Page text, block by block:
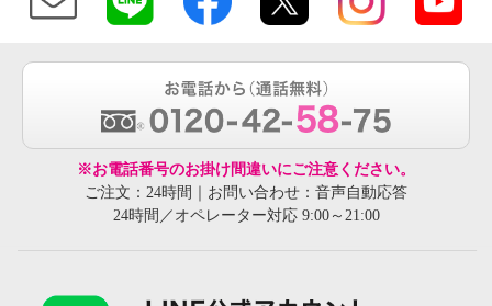
※お電話番号のお掛け間違いにご注意ください。
ご注文：24時間｜お問い合わせ：音声自動応答
24時間／オペレーター対応 9:00～21:00